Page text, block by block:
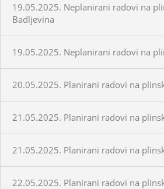
19.05.2025. Neplanirani radovi na
Badljevina
19.05.2025. Neplanirani radovi na
20.05.2025. Planirani radovi na
21.05.2025. Planirani radovi na
21.05.2025. Planirani radovi na
22.05.2025. Planirani radovi na